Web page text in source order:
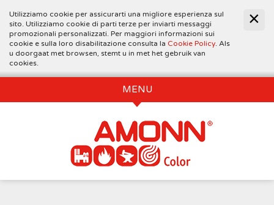
Utilizziamo cookie per assicurarti una migliore esperienza sul
sito. Utilizziamo cookie di parti terze per inviarti messaggi
promozionali personalizzati. Per maggiori informazioni sui
cookie e sulla loro disabilitazione consulta la Cookie Policy. Als
u doorgaat met browsen, stemt u in met het gebruik van
cookies.
MENU